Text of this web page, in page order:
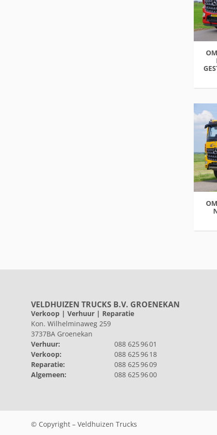
VELDHUIZEN TRUCKS B.V. GROENEKAN
Verkoop | Verhuur | Reparatie
Kon. Wilhelminaweg 259
3737BA Groenekan
Verhuur:
088 625 96 01
Verkoop:
088 625 96 18
Reparatie:
088 625 96 09
Algemeen:
088 625 96 00
© Copyright – Veldhuizen Trucks